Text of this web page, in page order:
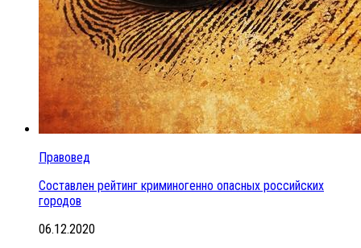
Правовед
Составлен рейтинг криминогенно опасных российских
городов
06.12.2020